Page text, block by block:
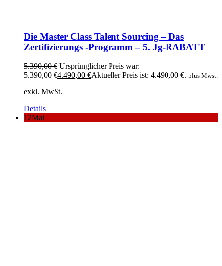
Die Master Class Talent Sourcing – Das
Zertifizierungs -Programm – 5. Jg-RABATT
5.390,00€ Ursprünglicher Preis war:
5.390,00 €4.490,00 €Aktueller Preis ist: 4.490,00 €. plus Mwst.
exkl. MwSt.
Details
12Mai